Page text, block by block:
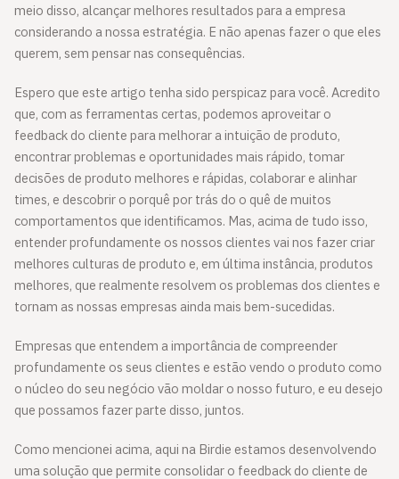
meio disso, alcançar melhores resultados para a empresa
considerando a nossa estratégia. E não apenas fazer o que eles
querem, sem pensar nas consequências.
Espero que este artigo tenha sido perspicaz para você. Acredito
que, com as ferramentas certas, podemos aproveitar o
feedback do cliente para melhorar a intuição de produto,
encontrar problemas e oportunidades mais rápido, tomar
decisões de produto melhores e rápidas, colaborar e alinhar
times, e descobrir o porquê por trás do o quê de muitos
comportamentos que identificamos. Mas, acima de tudo isso,
entender profundamente os nossos clientes vai nos fazer criar
melhores culturas de produto e, em última instância, produtos
melhores, que realmente resolvem os problemas dos clientes e
tornam as nossas empresas ainda mais bem-sucedidas.
Empresas que entendem a importância de compreender
profundamente os seus clientes e estão vendo o produto como
o núcleo do seu negócio vão moldar o nosso futuro, e eu desejo
que possamos fazer parte disso, juntos.
Como mencionei acima, aqui na Birdie estamos desenvolvendo
uma solução que permite consolidar o feedback do cliente de